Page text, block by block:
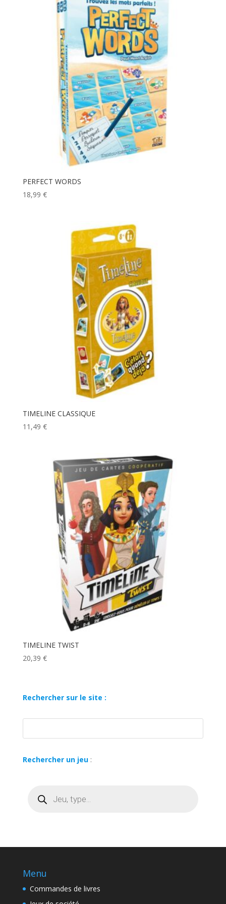
20,00 €.
12,50 €.
PERFECT WORDS
18,99 €
TIMELINE CLASSIQUE
11,49 €
TIMELINE TWIST
20,39 €
Rechercher sur le site :
Rechercher un jeu:
produits
Menu
Commandes de livres